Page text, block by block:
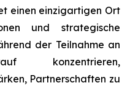
einen einzigartigen Ort
und strategische
der Teilnahme an
konzentrieren,
Partnerschaften zu